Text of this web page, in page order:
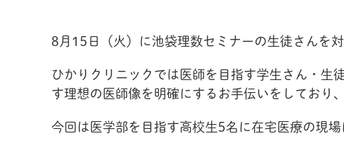
8 月 15 日（火）に池袋理数セミナーの生徒さんを対
ひかりクリニックでは医師を目指す学生さん・生
す理想の医師像を明確にするお手伝いをしており、
今回は医学部を目指す高校生5名に在宅医療の現場